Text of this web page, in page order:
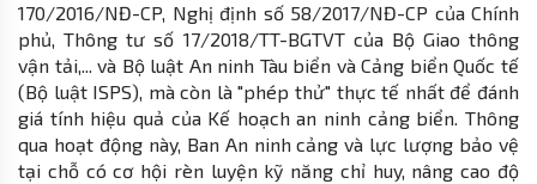
170/2016/NĐ-CP, Nghị định số 58/2017/NĐ-CP của Chính
phủ, Thông tư số 17/2018/TT-BGTVT của Bộ Giao thông
vận tải,... và Bộ luật An ninh Tàu biển và Cảng biển Quốc tế
(Bộ luật ISPS), mà còn là "phép thử" thực tế nhất để đánh
giá tính hiệu quả của Kế hoạch an ninh cảng biển. Thông
qua hoạt động này, Ban An ninh cảng và lực lượng bảo vệ
tại chỗ có cơ hội rèn luyện kỹ năng chỉ huy, nâng cao độ